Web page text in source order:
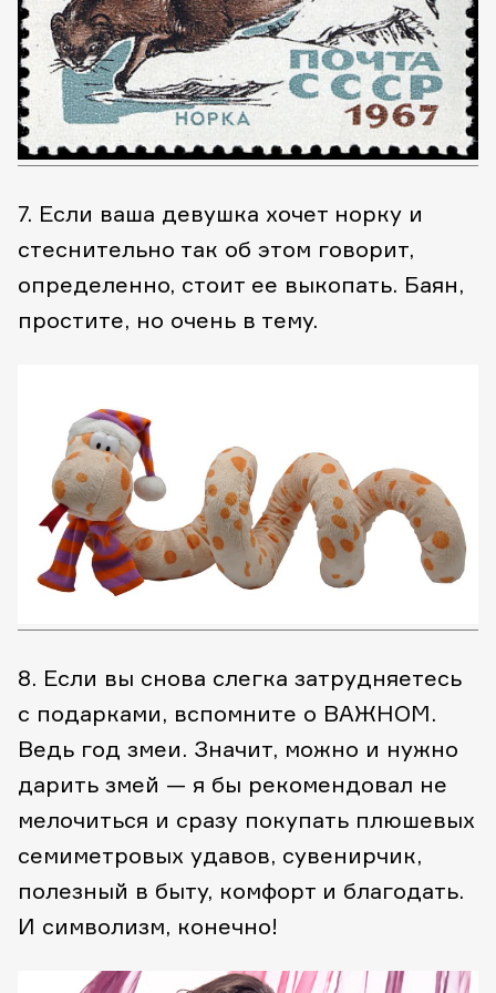
7. Если ваша девушка хочет норку и
стеснительно так об этом говорит,
определенно, стоит ее выкопать. Баян,
простите, но очень в тему.
8. Если вы снова слегка затрудняетесь
с подарками, вспомните о ВАЖНОМ.
Ведь год змеи. Значит, можно и нужно
дарить змей — я бы рекомендовал не
мелочиться и сразу покупать плюшевых
семиметровых удавов, сувенирчик,
полезный в быту, комфорт и благодать.
И символизм, конечно!